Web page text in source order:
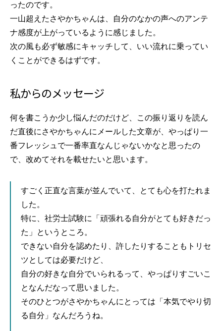
ったのです。
一山超えたさやかちゃんは、自分のなかの声へのアンテ
ナ感度が上がっているように感じました。
次の風も必ず敏感にキャッチして、いい流れに乗ってい
くことができるはずです。
私からのメッセージ
何を書こうか少し悩んだのだけど、この振り返りを読ん
だ直後にさやかちゃんにメールした文章が、やっぱり一
番フレッシュで一番率直なんじゃないかなと思ったの
で、改めてそれを載せたいと思います。
すごく正直な言葉が並んでいて、とても心を打たれま
した。
特に、社労士試験に「頑張れる自分がとても好きだっ
た」というところ。
できない自分を認めたり、許したりすることもトリセ
ツとしては必要だけど、
自分の好きな自分でいられるって、やっぱりすごいこ
となんだなって思いました。
そのひとつがさやかちゃんにとっては「本気でやり切
る自分」なんだろうね。